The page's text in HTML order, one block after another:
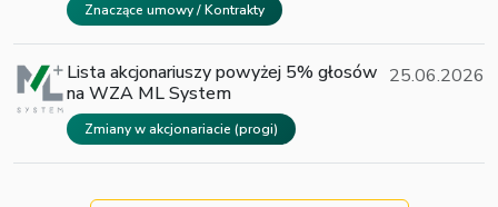
Znaczące umowy / Kontrakty
Lista akcjonariuszy powyżej 5% głosów
na WZA ML System
Zmiany w akcjonariacie (progi)
25.06.2026